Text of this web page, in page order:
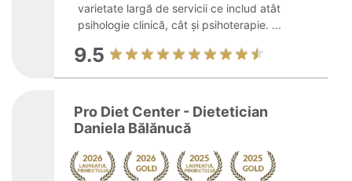
varietate largă de servicii ce includ atât
psihologie clinică, cât și psihoterapie. ...
9.5
Pro Diet Center - Dietetician
Daniela Bălănucă